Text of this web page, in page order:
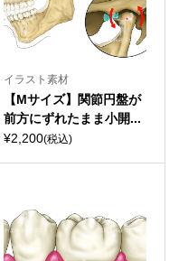
イラスト素材
【Mサイズ】関節円盤が
前方にずれたまま小開...
¥2,200(税込)